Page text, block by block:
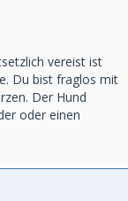
vereist ist
Du bist fraglos mit
Der Hund
oder einen